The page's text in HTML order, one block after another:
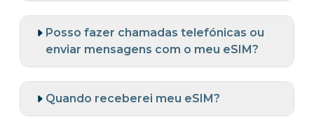
Posso fazer chamadas telefónicas ou
enviar mensagens com o meu eSIM?
Quando receberei meu eSIM?